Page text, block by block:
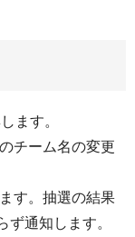
ます。
チーム名の変更
す。抽選の結果
ず通知します。